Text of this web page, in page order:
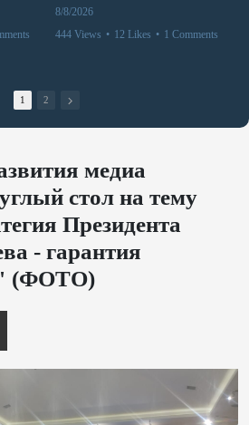
8/8/2026
444 Views • 12 Likes • 1 Comments
1 2
медиа
стол на тему
Президента
- гарантия
(ФОТО)